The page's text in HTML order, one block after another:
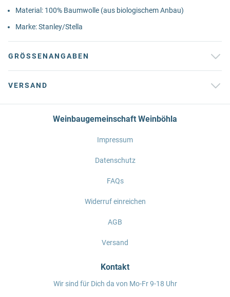
Material: 100% Baumwolle (aus biologischem Anbau)
Marke: Stanley/Stella
GRÖSSENANGABEN
VERSAND
Weinbaugemeinschaft Weinböhla
Impressum
Datenschutz
FAQs
Widerruf einreichen
AGB
Versand
Kontakt
Wir sind für Dich da von Mo-Fr 9-18 Uhr